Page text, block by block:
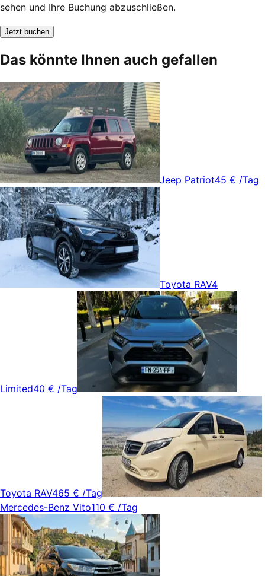
sehen und Ihre Buchung abzuschließen.
Jetzt buchen
Das könnte Ihnen auch gefallen
Jeep Patriot45 € /Tag
Toyota RAV4
Limited40 € /Tag
Toyota RAV465 € /Tag
Mercedes-Benz Vito110 € /Tag